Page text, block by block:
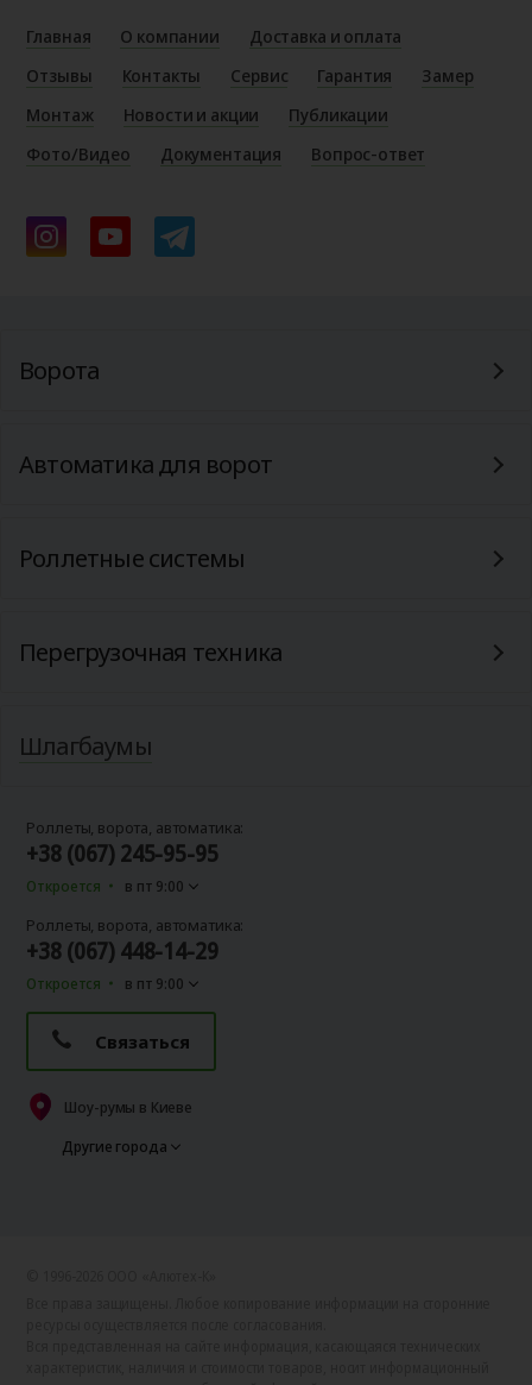
Главная О компании
Доставка и оплата
Отзывы
Контакты Сервис Гарантия
Замер
Монтаж
Новости и акции
Публикации
Фото/Видео
Документация Вопрос-ответ
Ворота
Автоматика для ворот
Роллетные системы
Перегрузочная техника
Шлагбаумы
Роллеты, ворота, автоматика:
+38 (067) 245-95-95
Откроется
в пт 9:00
Роллеты, ворота, автоматика:
+38 (067) 448-14-29
Откроется в пт 9:00
Связаться
Шоу-румы в Киеве
Другие города